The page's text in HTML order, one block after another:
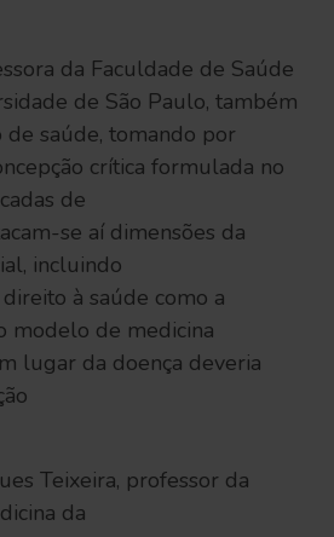
da Faculdade de Saúde
de São Paulo, também
de saúde, tomando por
crítica formulada no
de
se aí dimensões da
incluindo
à saúde como a
modelo de medicina
lugar da doença deveria
Teixeira, professor da
da